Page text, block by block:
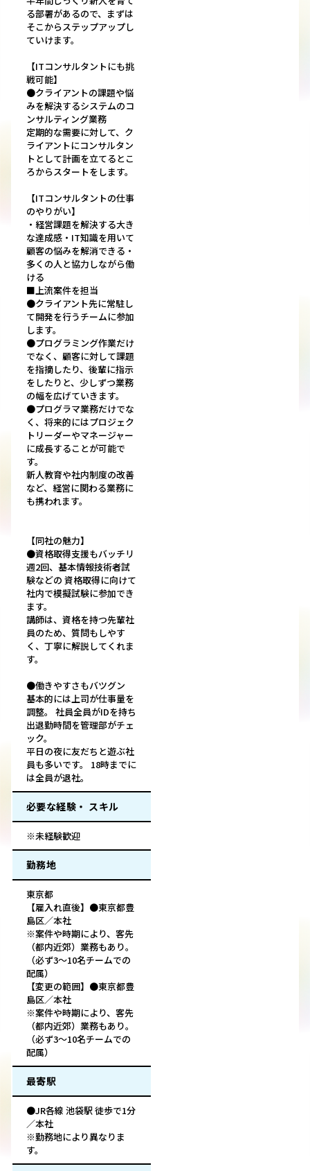
る部署があるので、まずは
そこからステップアップし
ていけます。
【ITコンサルタントにも挑
戦可能】
●クライアントの課題や悩
みを解決するシステムのコ
ンサルティング業務
定期的な需要に対して、ク
ライアントにコンサルタン
トとして計画を立てるとこ
ろからスタートをします。
【ITコンサルタントの仕事
のやりがい】
・経営課題を解決する大き
な達成感・IT知識を用いて
顧客の悩みを解消できる・
多くの人と協力しながら働
ける
■上流案件を担当
●クライアント先に常駐し
て開発を行うチームに参加
します。
●プログラミング作業だけ
でなく、顧客に対して課題
を指摘したり、後輩に指示
をしたりと、少しずつ業務
の幅を広げていきます。
●プログラマ業務だけでな
く、将来的にはプロジェク
トリーダーやマネージャー
に成長することが可能で
す。
新人教育や社内制度の改善
など、経営に関わる業務に
も携われます。
【同社の魅力】
●資格取得支援もバッチリ
週2回、基本情報技術者試
験などの 資格取得に向けて
社内で模擬試験に参加でき
ます。
講師は、資格を持つ先輩社
員のため、質問もしやす
く、丁寧に解説してくれま
す。
●働きやすさもバツグン
基本的には上司が仕事量を
調整。 社員全員がIDを持ち
出退勤時間を管理部がチェ
ック。
平日の夜に友だちと遊ぶ社
員も多いです。 18時までに
は全員が退社。
必要な経験・ スキル
※未経験歓迎
勤務地
東京都
【雇入れ直後】●東京都豊
島区／本社
※案件や時期により、客先
（都内近郊）業務もあり。
（必ず3～10名チームでの
配属）
【変更の範囲】●東京都豊
島区／本社
※案件や時期により、客先
（都内近郊）業務もあり。
（必ず3～10名チームでの
配属）
最寄駅
●JR各線 池袋駅 徒歩で1分
／本社
※勤務地により異なりま
す。